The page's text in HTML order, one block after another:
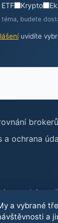
Krypto
budete
uvidíte
brokerů
a ochrana
pouze
investičním
a vybrané
a